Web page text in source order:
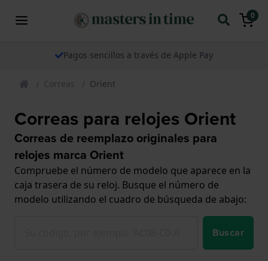
0
Pagos sencillos a través de Apple Pay
Correas Orient
Correas para relojes Orient
Correas de reemplazo originales para
relojes marca Orient
Compruebe el número de modelo que aparece en la
caja trasera de su reloj. Busque el número de
modelo utilizando el cuadro de búsqueda de abajo:
Buscar